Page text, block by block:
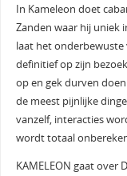
In Kameleon doet
Zanden waar hij uniek
laat het onderbewuste
definitief op zijn
op en gek durven
de meest pijnlijke
vanzelf, interacties
wordt totaal
KAMELEON gaat over